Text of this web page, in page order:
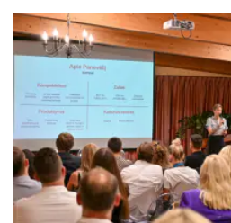
tyrimų, parodantis, kaip įvairioms
pavyksta kontroliuoti korupciją.
konkrečiu skaičiumi šimto balų
kurioje 0 reiškia labai
nekorumpuotą valstybę.
politikos sektoriuose vertina
lyderiai.
TILS atkreipia dėmesį, jog
korupcijos prevencijos